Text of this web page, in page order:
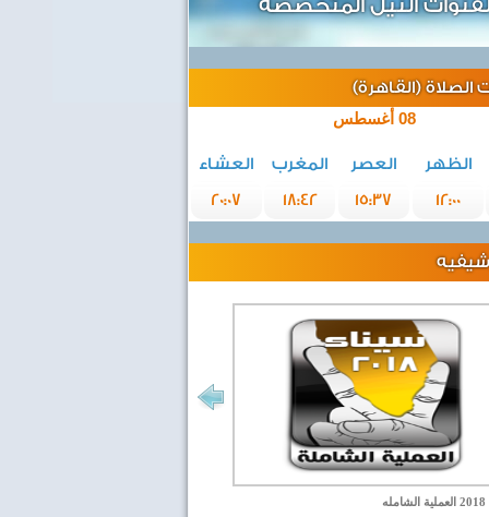
النيل المتخصصة
الصلاة (القاهرة)
08 أغسطس
الظهر العصر المغرب
العشاء
12:00
15:37
18:42
20:07